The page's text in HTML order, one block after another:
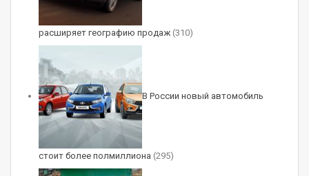
расширяет географию продаж (310)
В России новый автомобиль
стоит более полмиллиона (295)